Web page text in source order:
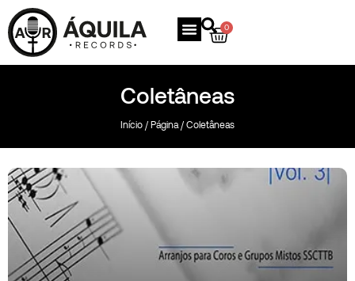
0
Coletâneas
Início / Página / Coletâneas